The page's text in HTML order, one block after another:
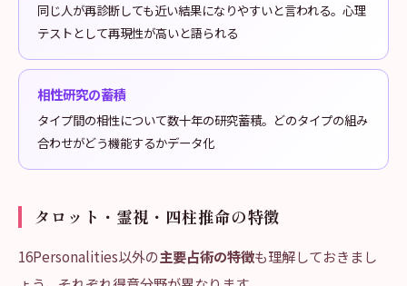
同じ人が再診断しても近い結果になりやすいと言われる。心理
テストとして再現性が高いと語られる
相性研究の蓄積
タイプ間の相性について数十年の研究蓄積。どのタイプの組み
合わせがどう機能するかデータ化
タロット・霊視・四柱推命の特徴
16Personalities以外の主要占術の特徴も理解しておきまし